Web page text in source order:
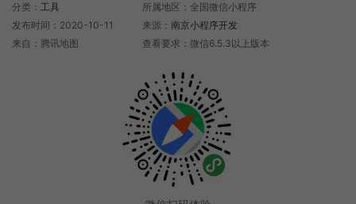
分类： 工具
发布时间：2020-10-11
来自：腾讯地图
所属地区：全国微信小程序
来源：南京小程序开发
查看要求：微信6.5.3以上版本